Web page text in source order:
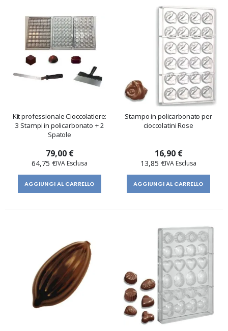
Kit professionale Cioccolatiere:
3 Stampi in policarbonato + 2
Spatole
79,00 €
64,75 €
AGGIUNGI AL CARRELLO
Stampo in policarbonato per
cioccolatini Rose
16,90 €
13,85 €
AGGIUNGI AL CARRELLO